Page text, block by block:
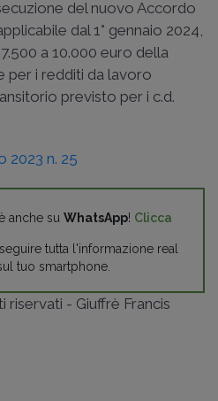
del nuovo Accordo
dal 1° gennaio 2024,
a 10.000 euro della
per i redditi da lavoro
previsto per i c.d.
2023 n. 25
anche su WhatsApp! Clicca
tutta l'informazione real
tuo smartphone.
- Giuffrè Francis